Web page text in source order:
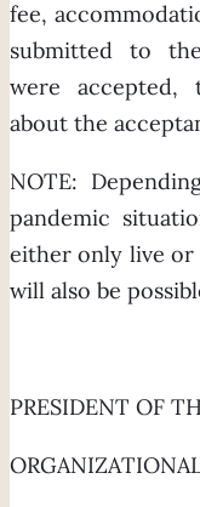
fee,
submitted to
were
about the
NOTE:
pandemic
either only live
will also be
PRESIDENT OF